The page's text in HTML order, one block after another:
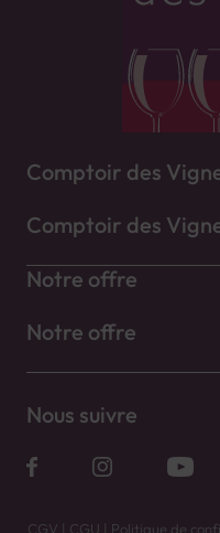
Comptoir des
Comptoir des
Notre offre
Notre offre
Nous suivre
CGV | CGU | Politique de